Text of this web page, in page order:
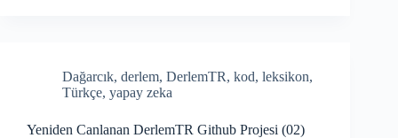
Dağarcık, derlem, DerlemTR, kod, leksikon,
Türkçe, yapay zeka
Yeniden Canlanan DerlemTR Github Projesi (02)